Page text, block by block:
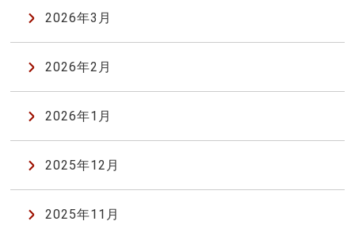
2026年3月
2026年2月
2026年1月
2025年12月
2025年11月